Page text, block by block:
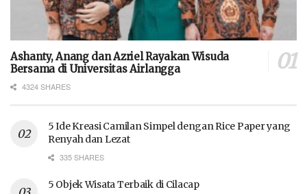
Ashanty, Anang dan Azriel Rayakan Wisuda
Bersama di Universitas Airlangga
4324 SHARES
5 Ide Kreasi Camilan Simpel dengan Rice Paper yang
Renyah dan Lezat
335 SHARES
5 Objek Wisata Terbaik di Cilacap